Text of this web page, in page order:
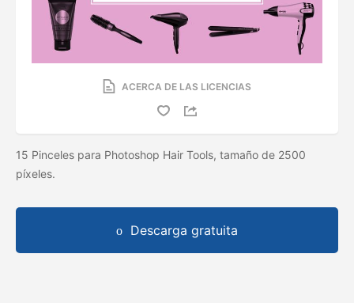
ACERCA DE LAS LICENCIAS
15 Pinceles para Photoshop Hair Tools, tamaño de 2500
píxeles.
Descarga gratuita